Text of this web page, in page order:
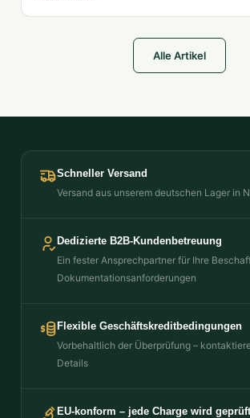
Alle Artikel
Schneller Versand
Versand aus unserem deutschen Lager in
Dedizierte B2B-Kundenbetreuung
Ein fester Ansprechpartner für Ihre
Dokumentationsanforderungen
Flexible Geschäftskreditbedingungen
Vorbehaltlich der Überprüfung –
Details
EU-konform – jede Charge wird geprüft